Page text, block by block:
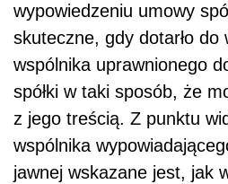
wypowiedzeniu umowy
skuteczne, gdy dotarło do
wspólnika uprawnionego
spółki w taki sposób, że
z jego treścią. Z punktu
wspólnika
jawnej wskazane jest, jak